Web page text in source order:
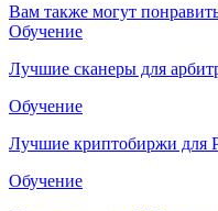
Вам также могут
Обучение
Лучшие сканеры для
Обучение
Лучшие криптобиржи для
Обучение